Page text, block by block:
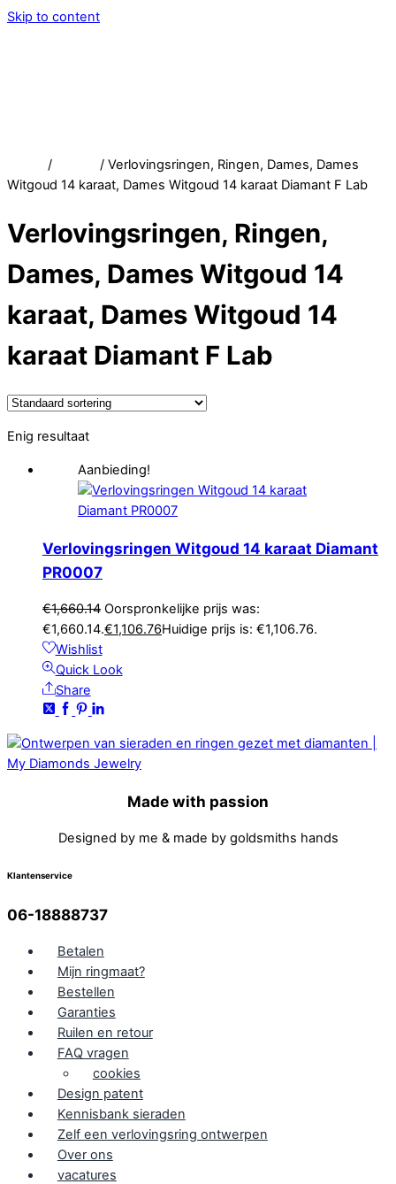
Skip to content
/
/ Verlovingsringen, Ringen, Dames, Dames
Witgoud 14 karaat, Dames Witgoud 14 karaat Diamant F Lab
Verlovingsringen, Ringen,
Dames, Dames Witgoud 14
karaat, Dames Witgoud 14
karaat Diamant F Lab
Enig resultaat
Aanbieding!
Verlovingsringen Witgoud 14 karaat Diamant
PR0007
€1,660.14 Oorspronkelijke prijs was:
€1,660.14.€1,106.76Huidige prijs is: €1,106.76.
Wishlist
Quick Look
Share
Made with passion
Designed by me & made by goldsmiths hands
Klantenservice
06-18888737
Betalen
Mijn ringmaat?
Bestellen
Garanties
Ruilen en retour
FAQ vragen
cookies
Design patent
Kennisbank sieraden
Zelf een verlovingsring ontwerpen
Over ons
vacatures